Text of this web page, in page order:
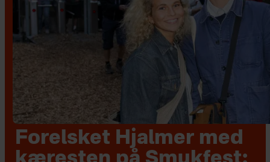
Forelsket Hjalmer med